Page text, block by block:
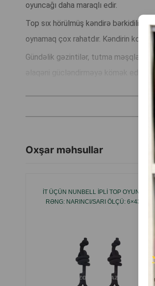
oyuncağı daha maraqlı edir.
Top sıx hörülmüş kəndirə bərkidilib
oynamaq çox rahatdır. Kəndirin
Gündəlik gəzintilər, tutma məşqləri və
Oxşar məhsullar
İT ÜÇÜN NUNBELL IPLI TOP OYUNCAĞI
RƏNG: NARINCI/SARI ÖLÇÜ: 6×43 SM